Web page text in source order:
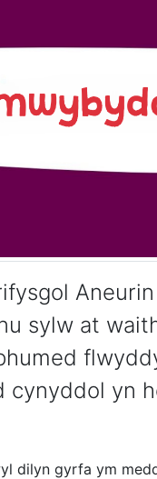
Aneurin
sylw at
cynyddol yn
dilyn gyrfa ym